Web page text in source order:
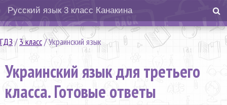
ГДЗ/3 класс/Украинский язык
Украинский язык для третьего
класса. Готовые ответы